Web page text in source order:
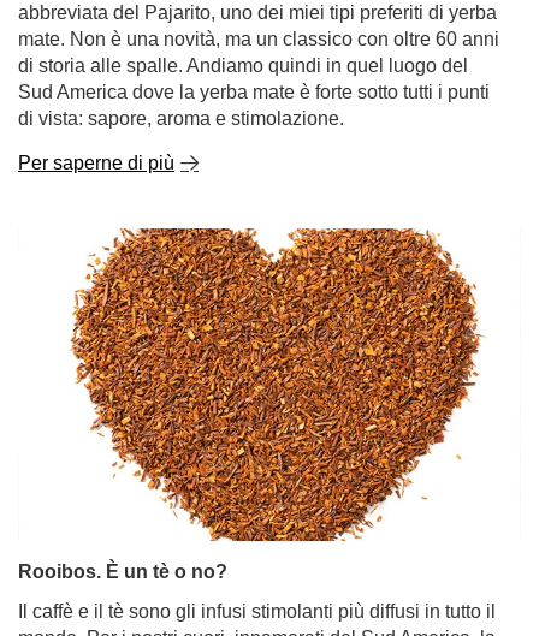
abbreviata del Pajarito, uno dei miei tipi preferiti di yerba
mate. Non è una novità, ma un classico con oltre 60 anni
di storia alle spalle. Andiamo quindi in quel luogo del
Sud America dove la yerba mate è forte sotto tutti i punti
di vista: sapore, aroma e stimolazione.
Per saperne di più
Rooibos. È un tè o no?
Il caffè e il tè sono gli infusi stimolanti più diffusi in tutto il